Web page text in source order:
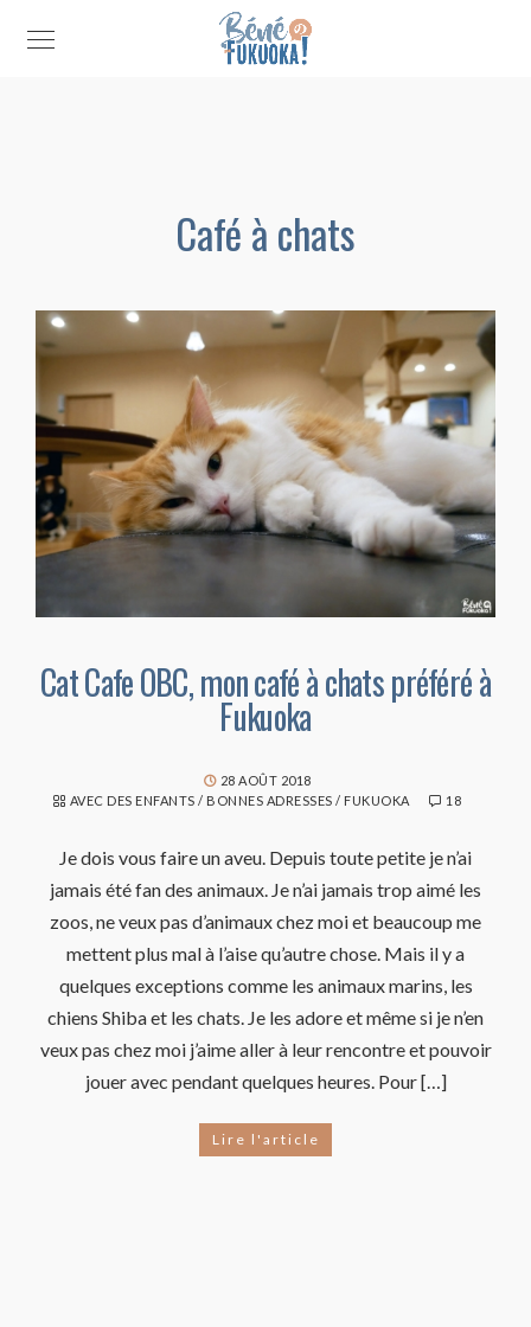
Café à chats
Cat Cafe OBC, mon café à chats préféré à
Fukuoka
28 AOÛT 2018
AVEC DES ENFANTS / BONNES ADRESSES / FUKUOKA 18
Je dois vous faire un aveu. Depuis toute petite je n’ai
jamais été fan des animaux. Je n’ai jamais trop aimé les
zoos, ne veux pas d’animaux chez moi et beaucoup me
mettent plus mal à l’aise qu’autre chose. Mais il y a
quelques exceptions comme les animaux marins, les
chiens Shiba et les chats. Je les adore et même si je n’en
veux pas chez moi j’aime aller à leur rencontre et pouvoir
jouer avec pendant quelques heures. Pour […]
Lire l'article